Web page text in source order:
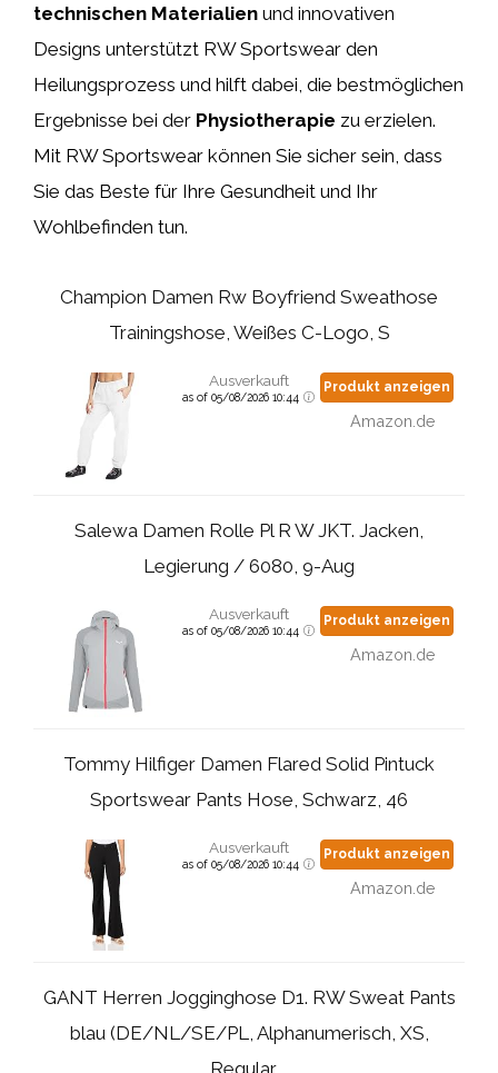
technischen Materialien und innovativen
Designs unterstützt RW Sportswear den
Heilungsprozess und hilft dabei, die bestmöglichen
Ergebnisse bei der Physiotherapie zu erzielen.
Mit RW Sportswear können Sie sicher sein, dass
Sie das Beste für Ihre Gesundheit und Ihr
Wohlbefinden tun.
Champion Damen Rw Boyfriend Sweathose
Trainingshose, Weißes C-Logo, S
Ausverkauft
as of 05/08/2026 10:44
Produkt anzeigen
Amazon.de
Salewa Damen Rolle Pl R W JKT. Jacken,
Legierung / 6080, 9-Aug
Ausverkauft
as of 05/08/2026 10:44
Produkt anzeigen
Amazon.de
Tommy Hilfiger Damen Flared Solid Pintuck
Sportswear Pants Hose, Schwarz, 46
Ausverkauft
as of 05/08/2026 10:44
Produkt anzeigen
Amazon.de
GANT Herren Jogginghose D1. RW Sweat Pants
blau (DE/NL/SE/PL, Alphanumerisch, XS,
Regular,...